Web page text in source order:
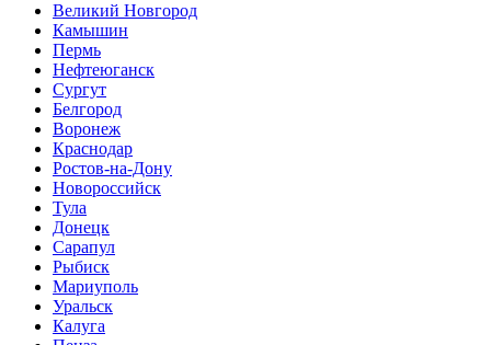
Великий Новгород
Камышин
Пермь
Нефтеюганск
Сургут
Белгород
Воронеж
Краснодар
Ростов-на-Дону
Новороссийск
Тула
Донецк
Сарапул
Рыбиск
Мариуполь
Уральск
Калуга